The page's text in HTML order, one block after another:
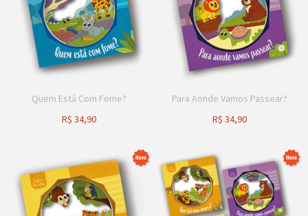
Quem Está Com Fome?
R$ 34,90
Para Aonde Vamos Passear?
R$ 34,90